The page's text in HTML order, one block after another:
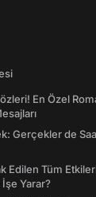
En Özel
Gerçekler de
Edilen Tüm
Yarar?